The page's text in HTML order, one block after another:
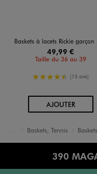
Baskets à lacets Rickie garçon -
49,99 €
Taille du 36 au 39
4.5/5 de moyenne
(15 avis)
AJOUTERAU
GarçonBaskets, Tennis Baskets
390